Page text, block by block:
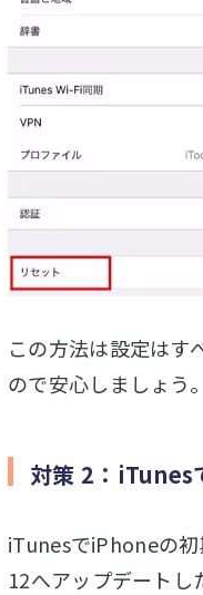
この方法は設定はす
ので安心しましょう。
対策 2：iTunes
iTunesでiPhoneの
12へアップデートし